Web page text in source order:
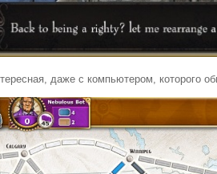
даже с компьютером, которого